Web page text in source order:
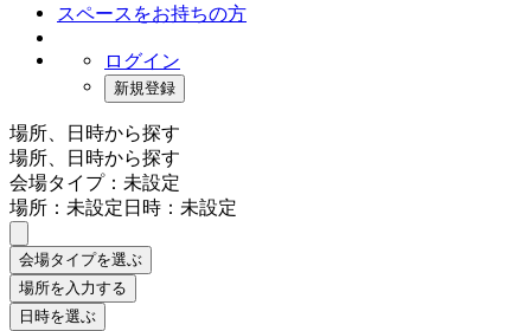
スペースをお持ちの方
ログイン
新規登録
場所、日時から探す
場所、日時から探す
会場タイプ：未設定
場所：未設定日時：未設定
会場タイプを選ぶ
場所を入力する
日時を選ぶ